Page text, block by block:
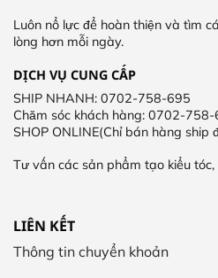
Luôn nổ lực để hoàn thiện và tìm
lòng hơn mỗi ngày.
DỊCH VỤ CUNG CẤP
SHIP NHANH: 0702-758-695
Chăm sóc khách hàng: 0702-
SHOP ONLINE(Chỉ bán hàng ship
Tư vấn các sản phẩm tạo kiểu
LIÊN KẾT
Thông tin chuyển khoản